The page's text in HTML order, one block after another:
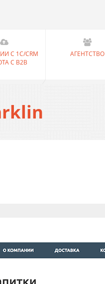
С 1С/CRM
С B2B
АГЕНТСТВО